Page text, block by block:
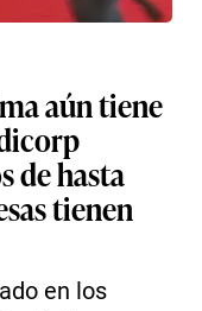
aún tiene
de hasta
tienen
en los